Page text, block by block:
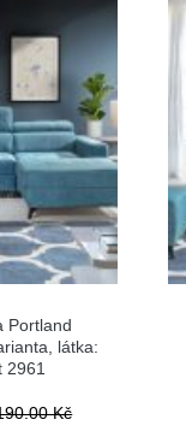
Portland
látka:
2961
Kč